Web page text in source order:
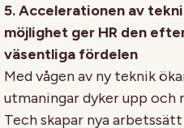
5. Accelerationen av
möjlighet ger HR den
väsentliga fördelen
Med vågen av ny teknik
utmaningar dyker upp och
Tech skapar nya